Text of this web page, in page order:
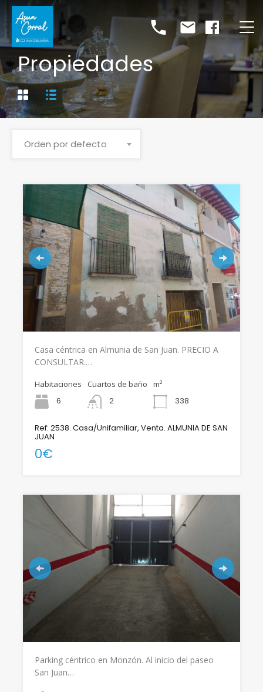
Propiedades
Orden por defecto
Casa céntrica en Almunia de San Juan. PRECIO A
CONSULTAR.…
Habitaciones
6
Cuartos de baño
2
m²
338
Ref: 2538. Casa/Unifamiliar, Venta. ALMUNIA DE SAN
JUAN
0€
Parking céntrico en Monzón. Al inicio del paseo
San Juan…